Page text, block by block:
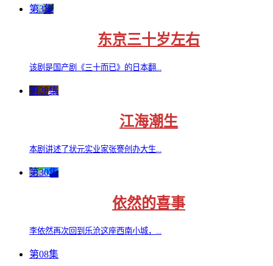
第3集
东京三十岁左右
该剧是国产剧《三十而已》的日本翻...
第28集
江海潮生
本剧讲述了状元实业家张謇创办大生...
第30集
依然的喜事
李依然再次回到乐沧这座西南小城，...
第08集